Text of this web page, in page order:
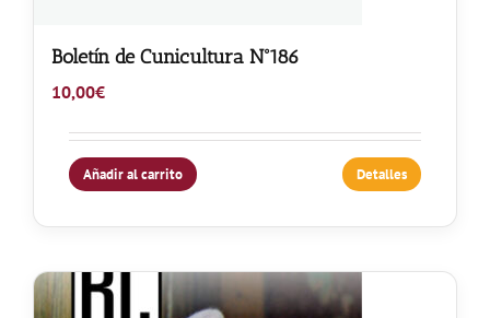
Boletín de Cunicultura Nº186
10,00€
Añadir al carrito Detalles